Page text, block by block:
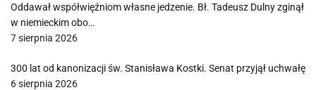
Oddawał współwięźniom własne jedzenie. Bł. Tadeusz Dulny zginął
w niemieckim obo…
7 sierpnia 2026
300 lat od kanonizacji św. Stanisława Kostki. Senat przyjął uchwałę
6 sierpnia 2026